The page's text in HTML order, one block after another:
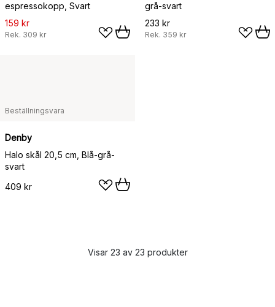
espressokopp, Svart
159 kr
Rek. 309 kr
grå-svart
233 kr
Rek. 359 kr
Beställningsvara
Denby
Halo skål 20,5 cm, Blå-grå-
svart
409 kr
Visar 23 av 23 produkter